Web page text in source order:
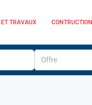
TRAVAUX CONTRUCTION
Offre